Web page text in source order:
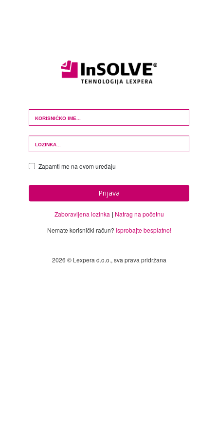
Login Form
Zapamti me na ovom uređaju
Prijava
Zaboravljena lozinka
Natrag na početnu
Nemate korisnički račun? Isprobajte besplatno!
2026 © Lexpera d.o.o., sva prava pridržana